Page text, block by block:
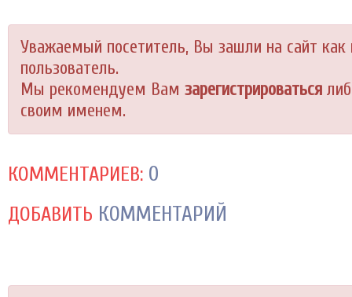
Уважаемый посетитель, Вы зашли на сайт как
пользователь.
Мы рекомендуем Вам зарегистрироваться
своим именем.
КОММЕНТАРИЕВ: 0
ДОБАВИТЬ КОММЕНТАРИЙ